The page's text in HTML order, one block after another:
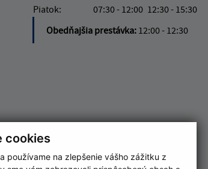
cookies
používame na zlepšenie vášho zážitku z
Piatok:
07:30 - 12:00 12:30 - 15:30
Obedňajšia prestávka: 12:00 - 12:30